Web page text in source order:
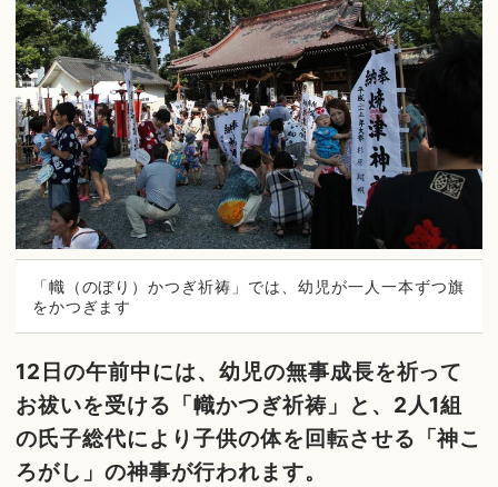
「幟（のぼり）かつぎ祈祷」では、幼児が一人一本ずつ旗
をかつぎます
12日の午前中には、幼児の無事成長を祈って
お祓いを受ける「幟かつぎ祈祷」と、2人1組
の氏子総代により子供の体を回転させる「神こ
ろがし」の神事が行われます。